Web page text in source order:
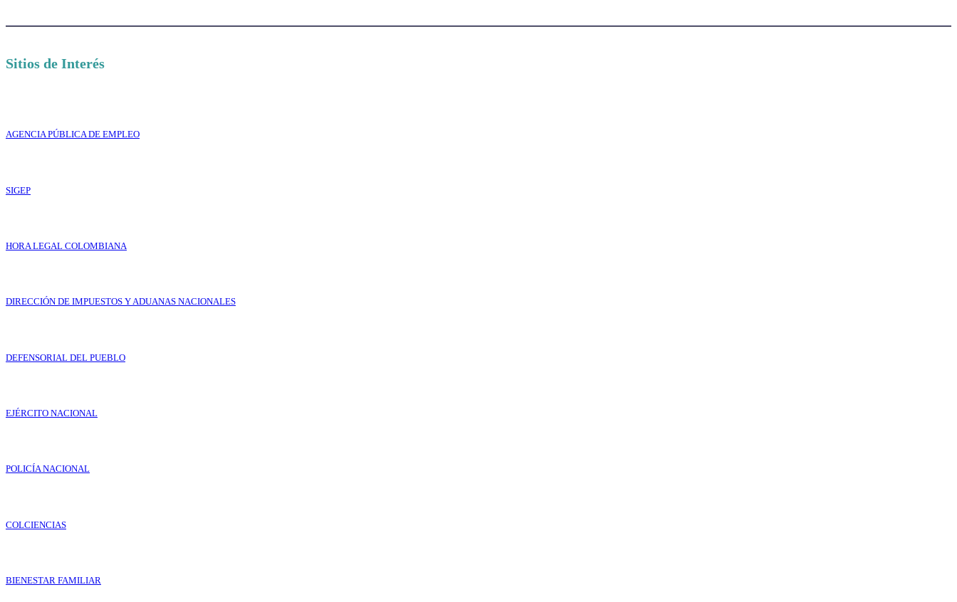
Sitios de Interés
AGENCIA PÚBLICA DE EMPLEO
SIGEP
HORA LEGAL COLOMBIANA
DIRECCIÓN DE IMPUESTOS Y ADUANAS NACIONALES
DEFENSORIAL DEL PUEBLO
EJÉRCITO NACIONAL
POLICÍA NACIONAL
COLCIENCIAS
BIENESTAR FAMILIAR